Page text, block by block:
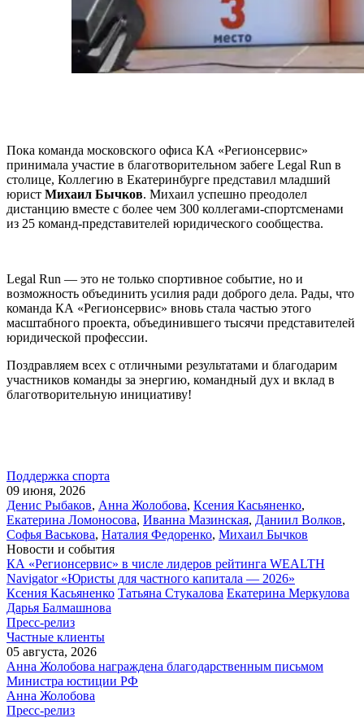
Пока команда московского офиса КА «Регионсервис»
принимала участие в благотворительном забеге Legal Run в
столице, Коллегию в Екатеринбурге представил младший
юрист Михаил Бычков. Михаил успешно преодолел
дистанцию вместе с более чем 300 коллегами-спортсменами
из 25 команд-представителей юридического сообщества.
Legal Run — это не только спортивное событие, но и
возможность объединить усилия ради доброго дела. Рады, что
команда КА «Регионсервис» вновь стала частью этого
масштабного проекта, объединившего тысячи представителей
юридической профессии.
Поздравляем всех с отличными результатами и благодарим
участников команды за энергию, командный дух и вклад в
благотворительную инициативу!
Поддержка спорта
09 июня, 2026
Денис Рыбаков, Анна Жолобова, Ксения Касьяненко,
Екатерина Ломоносова, Иванна Мазинская, Даниил Волков,
Софья Васькова, Наталия Федоренко, Михаил Бычков
Новости и события
КА «Регионсервис» в числе лидеров рейтинга WEALTH
Navigator «Юристы для частного капитала — 2026»
Ксения Касьяненко Татьяна Стукалова Екатерина Меркулова
Дарья Балмашнова
Пресс-релиз
Частные клиенты
05 августа, 2026
Анна Жолобова награждена благодарственным письмом
Министра юстиции РФ
Анна Жолобова
Пресс-релиз